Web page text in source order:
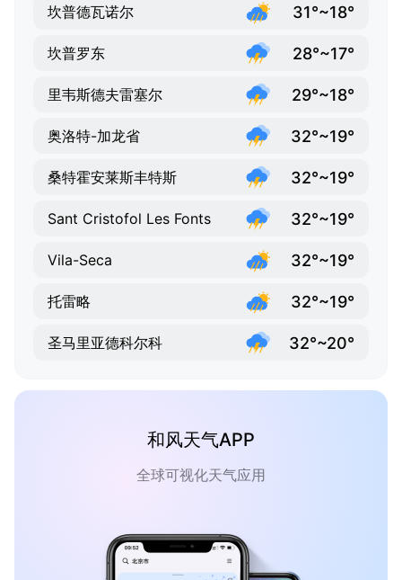
坎普德瓦诺尔 31°~18°
坎普罗东 28°~17°
里韦斯德夫雷塞尔 29°~18°
奥洛特-加龙省 32°~19°
桑特霍安莱斯丰特斯 32°~19°
Sant Cristofol Les Fonts 32°~19°
Vila-Seca 32°~19°
托雷略 32°~19°
圣马里亚德科尔科 32°~20°
和风天气APP
全球可视化天气应用